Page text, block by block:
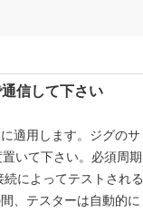
信して下さい
適用します。ジグのサ
いて下さい。必須周期
によってテストされる
、テスターは自動的に